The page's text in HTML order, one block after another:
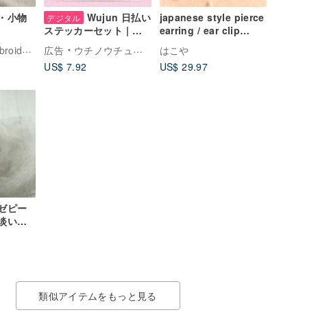
小物
greensouls_embroidery
デジタル Wujun 日払い
ステッカーセット | 春
版 1月から4月までの8
種類/電子ポケットカレ
ンダー素材
広告
ウチノウチュウ | UCHINO UCHUU
US$ 7.92
japanese style pierce
earring / ear clip
/ flower
はこや
US$ 29.97
ピー
いカ
ンカ
類似アイテムをもっと見る